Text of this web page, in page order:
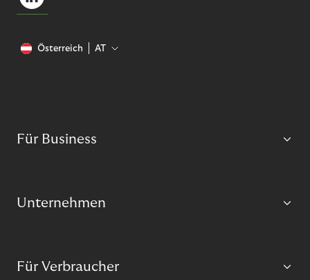
Österreich AT
Für Business
Unternehmen
Für Verbraucher